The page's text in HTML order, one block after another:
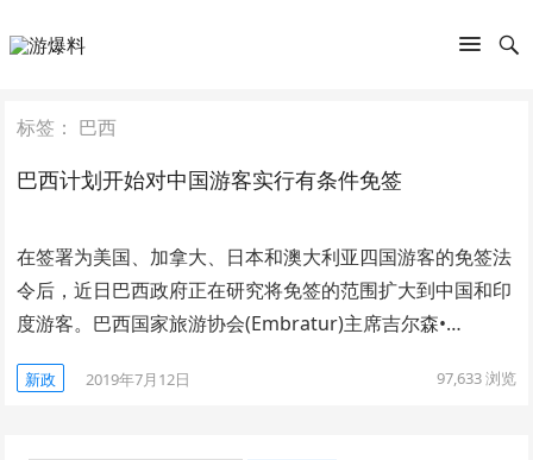
标签： 巴西
巴西计划开始对中国游客实行有条件免签
在签署为美国、加拿大、日本和澳大利亚四国游客的免签法
令后，近日巴西政府正在研究将免签的范围扩大到中国和印
度游客。巴西国家旅游协会(Embratur)主席吉尔森•…
新政 2019年7月12日 97,633浏览